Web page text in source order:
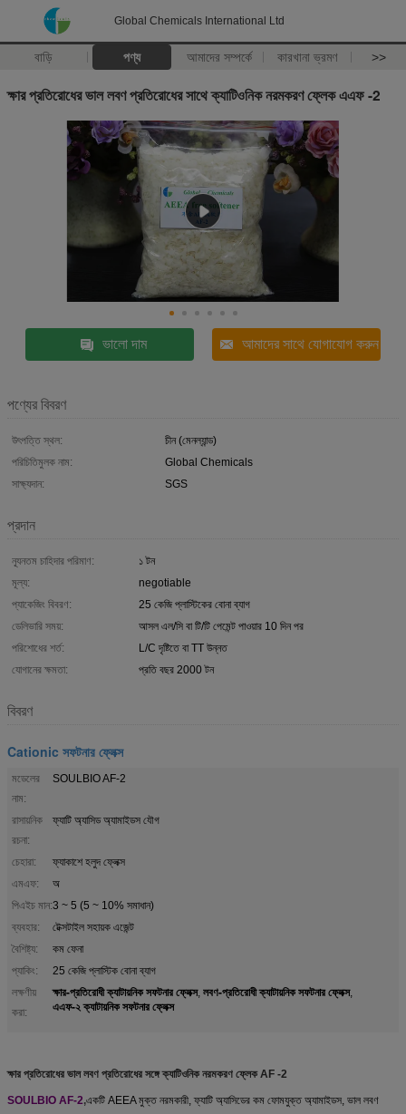
Global Chemicals International Ltd
বাড়ি পণ্য আমাদের সম্পর্কে কারখানা ভ্রমণ >>
ক্ষার প্রতিরোধের ভাল লবণ প্রতিরোধের সাথে ক্যাটিওনিক নরমকরণ ফ্লেক এএফ -2
ভালো দাম আমাদের সাথে যোগাযোগ করুন
পণ্যের বিবরণ
উৎপত্তি স্থল:
চীন (মেনল্যান্ড)
পরিচিতিমুলক নাম:
Global Chemicals
সাক্ষ্যদান:
SGS
প্রদান
ন্যূনতম চাহিদার পরিমাণ:
১ টন
মূল্য:
negotiable
প্যাকেজিং বিবরণ:
25 কেজি প্লাস্টিকের বোনা ব্যাগ
ডেলিভারি সময়:
আসল এল/সি বা টি/টি পেমেন্ট পাওয়ার 10 দিন পর
পরিশোধের শর্ত:
L/C দৃষ্টিতে বা TT উন্নত
যোগানের ক্ষমতা:
প্রতি বছর 2000 টন
বিবরণ
Cationic সফটনার ফ্লেক্স
মডেলের
নাম:
SOULBIO AF-2
রাসায়নিক
রচনা:
ফ্যাটি অ্যাসিড অ্যামাইডস যৌগ
চেহারা:
ফ্যাকাশে হলুদ ফ্লেক্স
এমএফ:
অ
পিএইচ মান:3 ~ 5 (5 ~ 10% সমাধান)
ব্যবহার:
টেক্সটাইল সহায়ক এজেন্ট
বৈশিষ্ট্য:
কম ফেনা
প্যাকিং:
25 কেজি প্লাস্টিক বোনা ব্যাগ
লক্ষণীয়
করা:
ক্ষার-প্রতিরোধী ক্যাটায়নিক সফটনার ফ্লেক্স, লবণ-প্রতিরোধী ক্যাটায়নিক সফটনার ফ্লেক্স,
এএফ-২ ক্যাটায়নিক সফটনার ফ্লেক্স
ক্ষার প্রতিরোধের ভাল লবণ প্রতিরোধের সঙ্গে ক্যাটিওনিক নরমকরণ ফ্লেক AF -2
SOULBIO AF-2,একটি AEEA মুক্ত নরমকারী, ফ্যাটি অ্যাসিডের কম ফোমযুক্ত অ্যামাইডস, ভাল লবণ